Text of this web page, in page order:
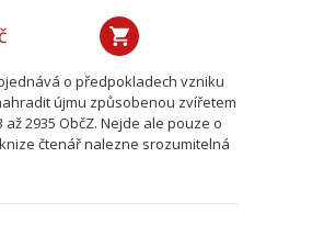
o předpokladech vzniku
újmu způsobenou zvířetem
až 2935 ObčZ. Nejde ale pouze o
čtenář nalezne srozumitelná